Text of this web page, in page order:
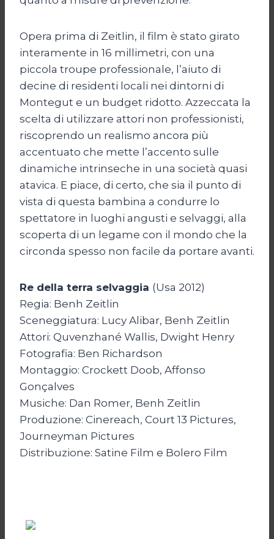
Opera prima di Zeitlin, il film è stato girato
interamente in 16 millimetri, con una
piccola troupe professionale, l’aiuto di
decine di residenti locali nei dintorni di
Montegut e un budget ridotto. Azzeccata la
scelta di utilizzare attori non professionisti,
riscoprendo un realismo ancora più
accentuato che mette l’accento sulle
dinamiche intrinseche in una società quasi
atavica. E piace, di certo, che sia il punto di
vista di questa bambina a condurre lo
spettatore in luoghi angusti e selvaggi, alla
scoperta di un legame con il mondo che la
circonda spesso non facile da portare avanti.
Re della terra selvaggia (Usa 2012)
Regia: Benh Zeitlin
Sceneggiatura: Lucy Alibar, Benh Zeitlin
Attori: Quvenzhané Wallis, Dwight Henry
Fotografia: Ben Richardson
Montaggio: Crockett Doob, Affonso
Gonçalves
Musiche: Dan Romer, Benh Zeitlin
Produzione: Cinereach, Court 13 Pictures,
Journeyman Pictures
Distribuzione: Satine Film e Bolero Film